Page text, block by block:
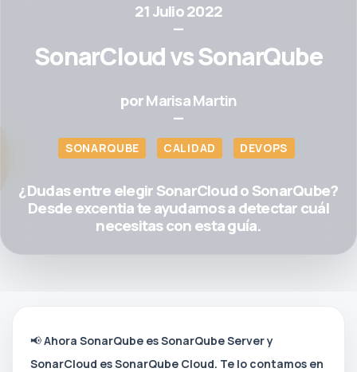
21 Julio 2022
—
SonarCloud vs SonarQube
porMarisa Martin
—
SONARQUBE CALIDAD DEVOPS
¿Dudas entre elegir SonarCloud o SonarQube?
Desde excentia te ayudamos a detectar cuál
necesitas con esta guía.
📢Ahora SonarQube es SonarQube Server y
SonarCloud es SonarQube Cloud. Te lo contamos en